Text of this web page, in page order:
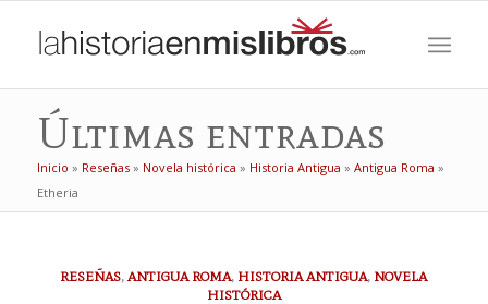
Últimas entradas
Inicio » Reseñas» Novela histórica » Historia Antigua » Antigua Roma »
Etheria
RESEÑAS,ANTIGUA ROMA, HISTORIA ANTIGUA, NOVELA
HISTÓRICA